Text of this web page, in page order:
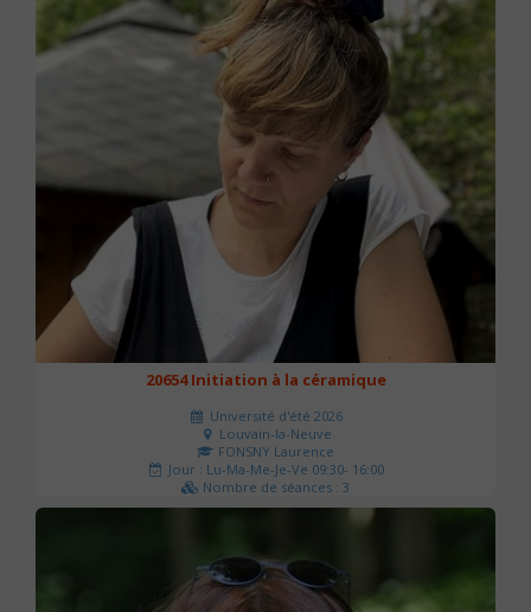
20654 Initiation à la céramique
Université d'été 2026
Louvain-la-Neuve
FONSNY Laurence
Jour : Lu-Ma-Me-Je-Ve 09:30- 16:00
Nombre de séances : 3
190 €